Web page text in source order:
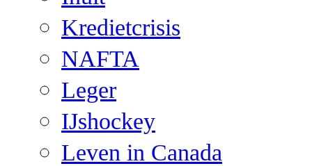
Kredietcrisis
NAFTA
Leger
IJshockey
Leven in Canada